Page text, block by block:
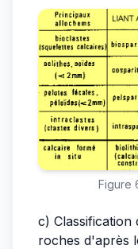
Figure
c) Classification
roches d'après